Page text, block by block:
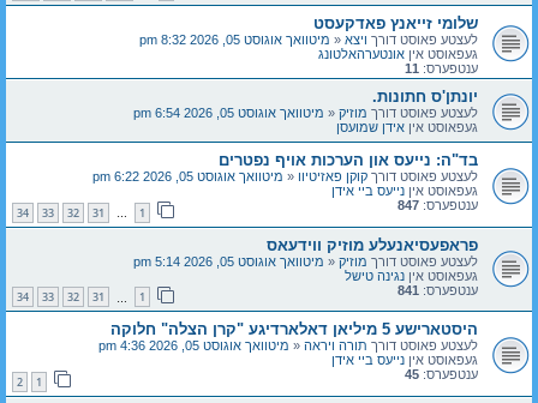
שלומי זייאנץ פאדקעסט
לעצטע פאוסט דורך ויצא « מיטוואך אוגוסט 05, 2026 8:32 pm
געפאוסט אין אונטערהאלטונג
ענטפערס: 11
יונתן'ס חתונות.
לעצטע פאוסט דורך מוזיק « מיטוואך אוגוסט 05, 2026 6:54 pm
געפאוסט אין אידן שמועסן
בד"ה: נייעס און הערכות אויף נפטרים
לעצטע פאוסט דורך קוקן פאזיטיוו « מיטוואך אוגוסט 05, 2026 6:22 pm
געפאוסט אין נייעס ביי אידן
ענטפערס: 847
1
31
32
33
34
פראפעסיאנעלע מוזיק ווידעאס
לעצטע פאוסט דורך מוזיק « מיטוואך אוגוסט 05, 2026 5:14 pm
געפאוסט אין נגינה טישל
ענטפערס: 841
1
31
32
33
34
היסטארישע 5 מיליאן דאלארדיגע "קרן הצלה" חלוקה
לעצטע פאוסט דורך תורה ויראה « מיטוואך אוגוסט 05, 2026 4:36 pm
געפאוסט אין נייעס ביי אידן
ענטפערס: 45
1
2